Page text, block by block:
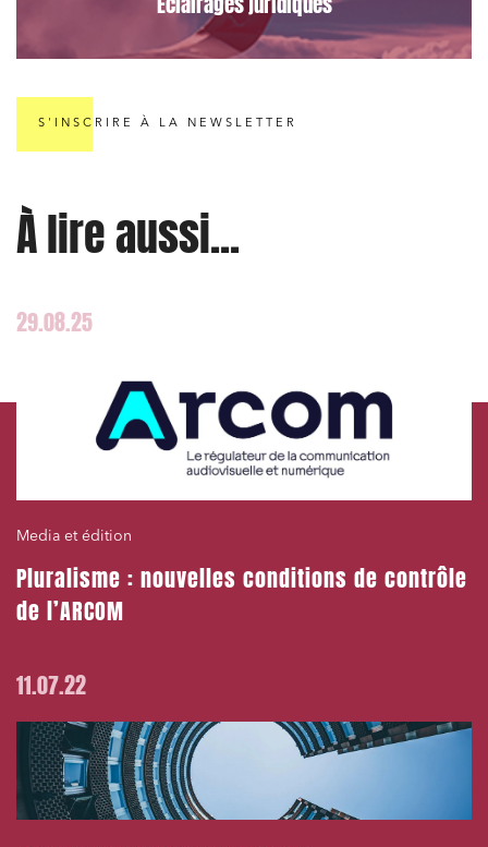
S'INSCRIRE À LA NEWSLETTER
À lire aussi...
29.08.25
Media et édition
Pluralisme : nouvelles conditions de contrôle
de l’ARCOM
11.07.22
Droit des sociétés et Fusions-Acquisitions
J'ai lu et j'accepte lapolitique de confidentialité